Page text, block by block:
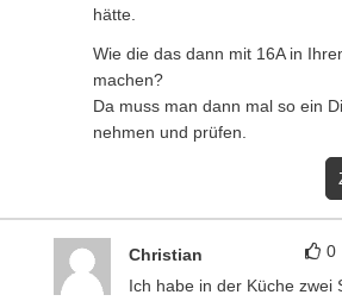
hätte.
Wie die das dann mit 16A in
machen?
Da muss man dann mal so ein
nehmen und prüfen.
0
Christian
Ich habe in der Küche zwei